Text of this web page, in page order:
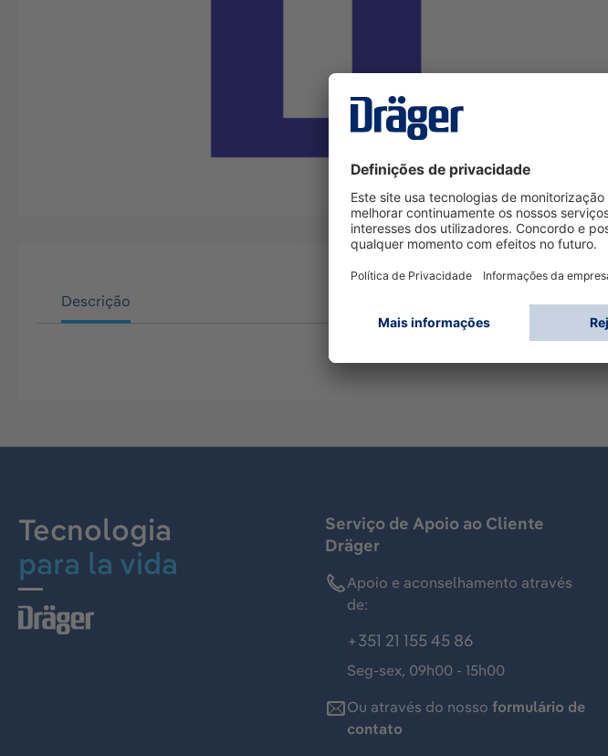
Descrição
Tecnologia
para la vida
Serviço de Apoio ao Cliente
Dräger
Apoio e aconselhamento através
de:
+351 21 155 45 86
Seg-sex, 09h00 - 15h00
Ou através do nosso formulário de
contato